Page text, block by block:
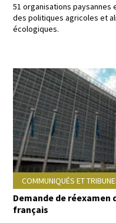
51 organ­i­sa­tions
des poli­tiques agri­coles et
écologiques.
COMMUNIQUÉS ET
Demande de réexamen
français